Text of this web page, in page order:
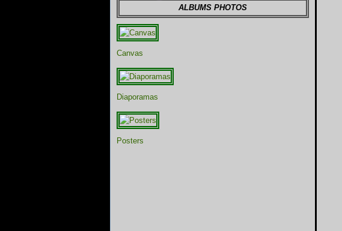
ALBUMS PHOTOS
Canvas
Diaporamas
Posters